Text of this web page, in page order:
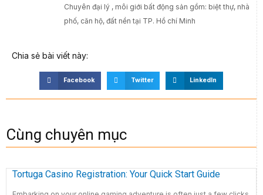
Chuyên đại lý , môi giới bất động sản gồm: biệt thự, nhà
phố, căn hộ, đất nền tại TP. Hồ chí Minh
Chia sẻ bài viết này:
Facebook Twitter LinkedIn
Cùng chuyên mục
Tortuga Casino Registration: Your Quick Start Guide